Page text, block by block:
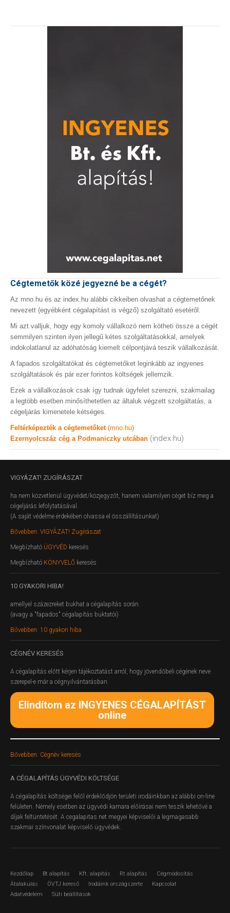
Cégtemetők közé jegyezné be a cégét?
Az mno.hu és az index.hu alábbi cikkeiben olvashat a cégtemetőnek
nevezett (egyébként cégalapítást is végző) szolgáltató esetéről.
Mi azt valljuk, hogy egy komoly vállalkozó nem kötheti össze a cégét
semmilyen szinten ilyen jellegű kétes szolgáltatásokkal, amelyek
indokolatlanul az adóhatóság kiemelt célpontjává teszik vállalkozását.
A fapados szolgáltatókat és cégtemetőket leginkább az ingyenes
szolgáltatások és pár ezer forintos költségek jellemzik.
Ezek a vállalkozások csak így tudnak ügyfelet szerezni, szakmailag
a legtöbb esetben minősíthetetlen az általuk végzett szolgáltatás, a
cégeljárás kimenetele kétséges.
Feltérképezték a cégtemetőket (mno.hu)
Ezernyolcszáz cég a Podmaniczky utcában (index.hu)
VIGYÁZAT! ZUGÍRÁSZAT
ha nem közvetlenül ügyvédet/közjegyzőt, hanem valamilyen céget bíz meg a
cégeljárás lefolytatásával.
(A saját védelme érdekében olvassa el összállításunkat)
Bővebben: VIGYÁZAT! Zugírászat
Megbízható ÜGYVÉD keresés
Megbízható KÖNYVELŐ keresés
10 GYAKORI HIBA!
amellyel százezreket bukhat a cégalapítás során.
(avagy a "fapados" cégalapítás buktatói)
Bővebben: 10 gyakori hiba
CÉGNÉV KERESÉS
A cégalapítás előtt kérjen tájékoztatást arról, hogy jövendőbeli cégének neve
szerepel-e már a cégnyilvántarásban.
Elindítom az INGYENES CÉGALAPÍTÁST
online
Bővebben: Cégnév keresés
A CÉGALAPÍTÁS ÜGYVÉDI KÖLTSÉGE
A cégalapítás költségei felől érdeklődjön területi irodáinkban az alábbi on-line
felületen. Némely esetben az ügyvédi kamara előírásai nem teszik lehetővé a
díjak feltüntetését. A cegalapitas.net megyei képviselői a legmagasabb
szakmai színvonalat képviselő ügyvédek.
Kezdőlap Bt alapítás Kft. alapítás Rt alapítás
Cégmódosítás
Átalakulás
ÖVTJ kereső Irodáink országszerte
Kapcsolat
Adatvédelem
Süti beállítások